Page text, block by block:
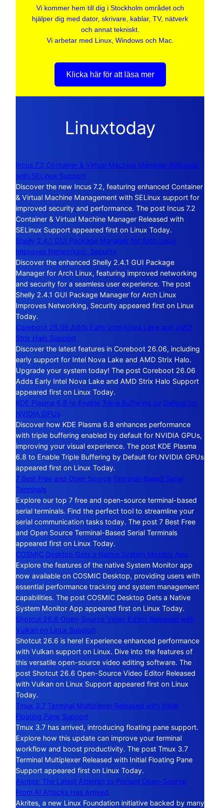
Vi kommer hem till dig i Stockholm området och
hjälper dig med dator, skrivare, kablar, TV, nätverk
och annat tekniskt.
Vi arbetar med Linux, Windows och Mac.
Klicka här för att läsa mer
Linuxtoday
Incus 7.2 Container & Virtual Machine Manager Released
with SELinux Support
Discover the new Incus 7.2, featuring enhanced Container
& Virtual Machine Management with SELinux support for
improved security and performance. The post Incus 7.2
Container & Virtual Machine Manager Released with
SELinux Support appeared first on Linux Today.
Shelly 2.4.1 GUI Package Manager for Arch Linux
Improves Networking, Security
Discover the enhanced Shelly 2.4.1 GUI Package
Manager for Arch Linux, featuring improved networking
and security for a seamless user experience. The post
Shelly 2.4.1 GUI Package Manager for Arch Linux
Improves Networking, Security appeared first on Linux
Today.
Coreboot 26.06 Adds Early Intel Nova Lake and AMD
Strix Halo Support
Discover the latest features in Coreboot 26.06, including
early support for Intel Nova Lake and AMD Strix Halo.
Upgrade your system today! The post Coreboot 26.06
Adds Early Intel Nova Lake and AMD Strix Halo Support
appeared first on Linux Today.
KDE Plasma 6.8 to Enable Triple Buffering by Default for
NVIDIA GPUs
Discover how KDE Plasma 6.8 enhances performance
with triple buffering enabled by default for NVIDIA GPUs,
improving your visual experience. The post KDE Plasma
6.8 to Enable Triple Buffering by Default for NVIDIA GPUs
appeared first on Linux Today.
7 Best Free and Open Source Terminal-Based Serial
Terminals
Explore our top 7 free and open-source terminal-based
serial terminals. Find the perfect tool to streamline your
serial communication tasks today. The post 7 Best Free
and Open Source Terminal-Based Serial Terminals
appeared first on Linux Today.
COSMIC Desktop Gets a Native System Monitor App
Explore the features of the native System Monitor app
now available on COSMIC Desktop, providing users with
essential performance tracking and system management
capabilities. The post COSMIC Desktop Gets a Native
System Monitor App appeared first on Linux Today.
Shotcut 26.6 Open-Source Video Editor Released with
Vulkan on Linux Support
Shotcut 26.6 is here! Experience enhanced performance
with Vulkan support on Linux. Dive into the features of
this versatile open-source video editing software. The
post Shotcut 26.6 Open-Source Video Editor Released
with Vulkan on Linux Support appeared first on Linux
Today.
Tmux 3.7 Terminal Multiplexer Released with Initial
Floating Pane Support
Tmux 3.7 has arrived, introducing floating pane support.
Explore how this update can improve your terminal
workflow and boost productivity. The post Tmux 3.7
Terminal Multiplexer Released with Initial Floating Pane
Support appeared first on Linux Today.
Akrites: The Latest Attempt to Protect Open-Source
From AI Attacks Has Arrived
Akrites, a new Linux Foundation initiative backed by many